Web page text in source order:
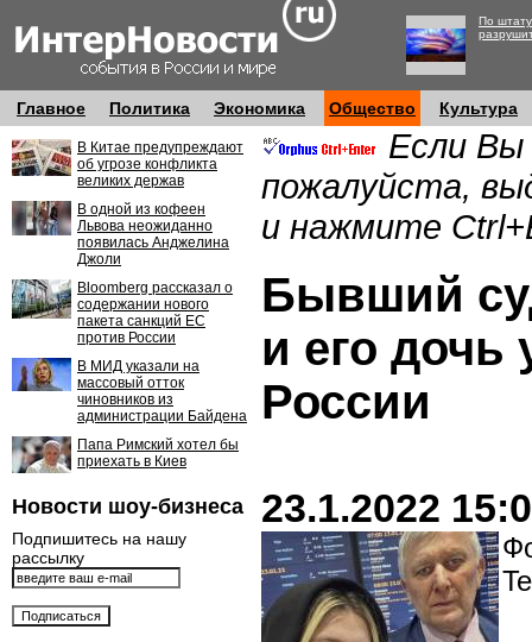
По
Главное Политика Экономика Общество Культура
В Китае предупреждают
об угрозе конфликта
великих держав
В одной из кофеен
Львова неожиданно
появилась Анджелина
Джоли
Bloomberg рассказал о
содержании нового
пакета санкций ЕС
против России
В МИД указали на
массовый отток
чиновников из
администрации Байдена
Папа Римский хотел бы
приехать в Киев
Новости шоу-бизнеса
Подпишитесь на нашу
рассылку
Если Вы
пожалуйста,
и нажмите
Бывший
и его дочь
России
23.1.2022